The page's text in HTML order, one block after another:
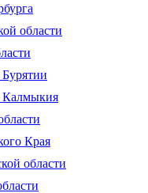
области
Калмыкия
Края
области